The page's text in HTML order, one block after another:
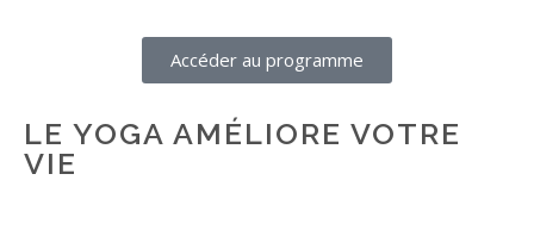
Accéder au programme
LE YOGA AMÉLIORE VOTRE
VIE